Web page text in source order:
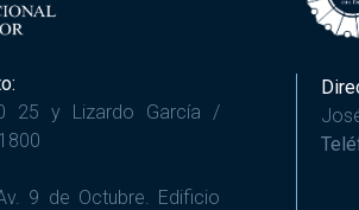
25 y Lizardo García /
9 de Octubre. Edificio